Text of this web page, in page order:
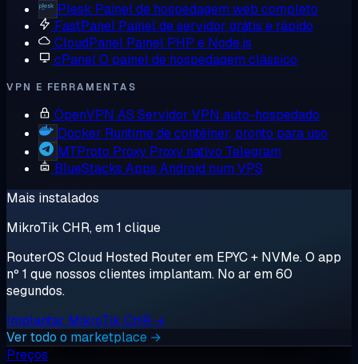
Plesk Painel de hospedagem web completo
FastPanel Painel de servidor grátis e rápido
CloudPanel Painel PHP e Node.js
cPanelO painel de hospedagem clássico
VPN E FERRAMENTAS
OpenVPN AS Servidor VPN auto-hospedado
Docker Runtime de contêiner, pronto para uso
MTProto Proxy Proxy nativo Telegram
BlueStacks Apps Android num VPS
Mais instalados
MikroTik CHR, em 1 clique
RouterOS Cloud Hosted Router em EPYC + NVMe. O app
nº 1 que nossos clientes implantam. No ar em 60
segundos.
Implantar MikroTik CHR →
Ver todo o marketplace →
Preços